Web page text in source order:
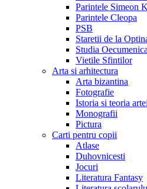
Parintele Simeon
Parintele Cleopa
PSB
Staretii de la
Studia Oecumenica
Vietile Sfintilor
Arta si arhitectura
Arta bizantina
Fotografie
Istoria si teoria artei
Monografii
Pictura
Carti pentru copii
Atlase
Duhovnicesti
Jocuri
Literatura Fantasy